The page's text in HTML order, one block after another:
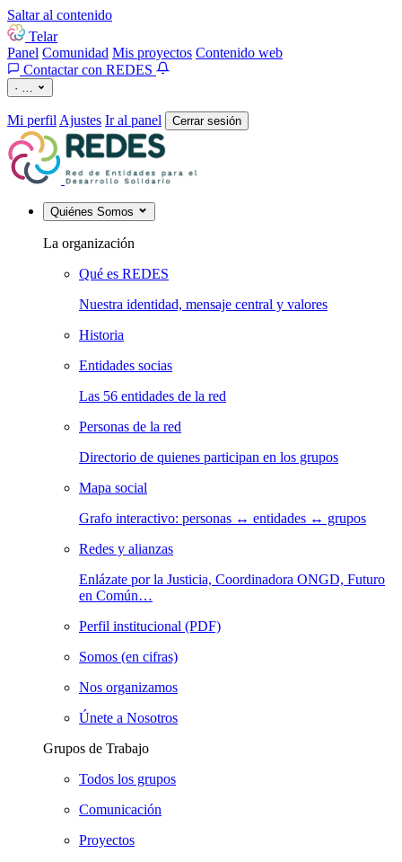
Saltar al contenido
Telar
Panel Comunidad Mis proyectos Contenido web
Contactar con REDES
· …
Mi perfil Ajustes Ir al panel Cerrar sesión
Quiénes Somos
La organización
Qué es REDES
Nuestra identidad, mensaje central y valores
Historia
Entidades socias
Las 56 entidades de la red
Personas de la red
Directorio de quienes participan en los grupos
Mapa social
Grafo interactivo: personas ↔ entidades ↔ grupos
Redes y alianzas
Enlázate por la Justicia, Coordinadora ONGD, Futuro
en Común…
Perfil institucional (PDF)
Somos (en cifras)
Nos organizamos
Únete a Nosotros
Grupos de Trabajo
Todos los grupos
Comunicación
Proyectos